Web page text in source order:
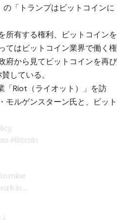
「トランプはビットコインに
所有する権利、ビットコインを
てはビットコイン業界で働く権
府から見てビットコインを再び
している。
「Riot（ライオット）」を訪
モルゲンスターン氏と、ビット